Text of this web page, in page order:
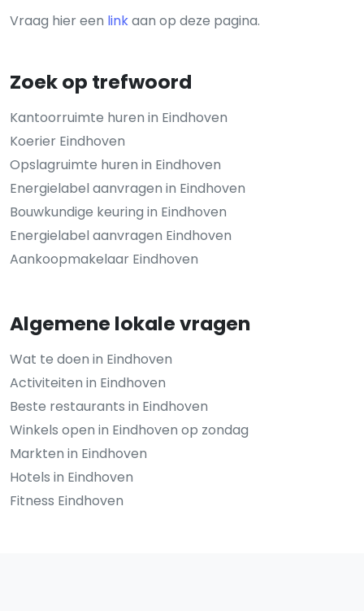
Vraag hier een linkaan op deze pagina.
Zoek op trefwoord
Kantoorruimte huren in Eindhoven
Koerier Eindhoven
Opslagruimte huren in Eindhoven
Energielabel aanvragen in Eindhoven
Bouwkundige keuring in Eindhoven
Energielabel aanvragen Eindhoven
Aankoopmakelaar Eindhoven
Algemene lokale vragen
Wat te doen in Eindhoven
Activiteiten in Eindhoven
Beste restaurants in Eindhoven
Winkels open in Eindhoven op zondag
Markten in Eindhoven
Hotels in Eindhoven
Fitness Eindhoven